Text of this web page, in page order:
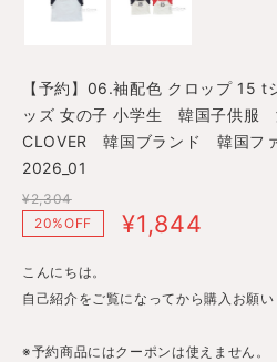
【予約】06.袖配色 クロップ 15
ッズ 女の子 小学生 韓国子供
CLOVER 韓国ブランド 韓国フ
2026_01
¥2,304
20%OFF
¥1,844
こんにちは。
自己紹介をご覧になってから購入お願い
※予約商品にはクーポンは使えません。